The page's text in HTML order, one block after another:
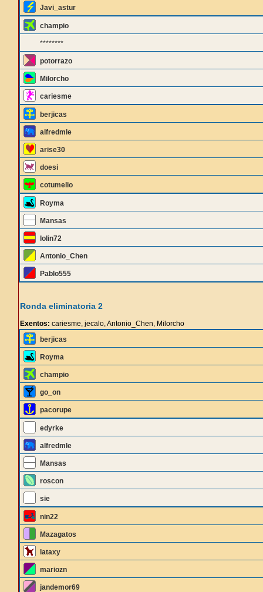
Javi_astur
champio
********
potorrazo
Milorcho
cariesme
berjicas
alfredmle
arise30
doesi
cotumelio
Royma
Mansas
lolin72
Antonio_Chen
Pablo555
Ronda eliminatoria 2
Exentos: cariesme, jecalo, Antonio_Chen, Milorcho
berjicas
Royma
champio
go_on
pacorupe
edyrke
alfredmle
Mansas
roscon
sie
nin22
Mazagatos
lataxy
mariozn
jandemor69